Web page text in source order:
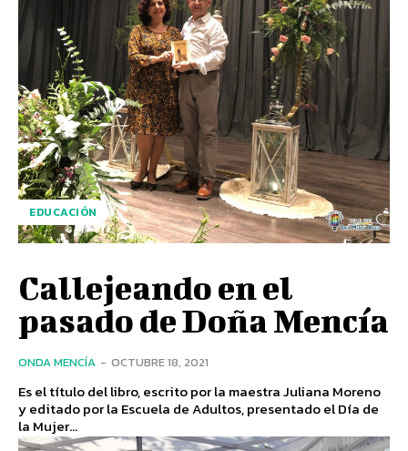
EDUCACIÓN
Callejeando en el
pasado de Doña Mencía
ONDA MENCÍA - OCTUBRE 18, 2021
Es el título del libro, escrito por la maestra Juliana Moreno
y editado por la Escuela de Adultos, presentado el Día de
la Mujer...